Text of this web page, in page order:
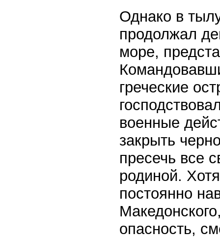
Однако в
продолжал
море,
греческие
военные
закрыть
пресечь все
родиной.
постоянно
опасность,